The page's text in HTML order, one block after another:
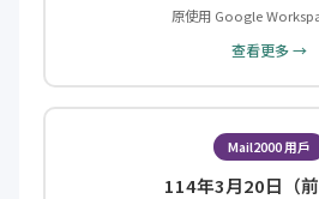
原使用 Google
查看更多 →
Mail2000 用戶
114年3月20日（